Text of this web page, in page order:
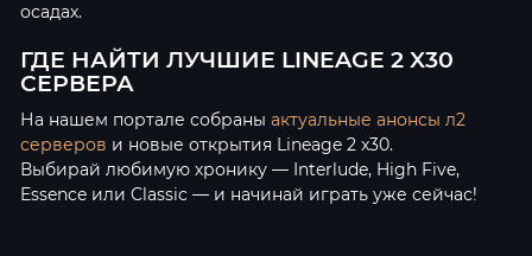
осадах.
ГДЕ НАЙТИ ЛУЧШИЕ LINEAGE 2 X30
СЕРВЕРА
На нашем портале собраны актуальные анонсы л2
серверов и новые открытия Lineage 2 x30.
Выбирай любимую хронику — Interlude, High Five,
Essence или Classic — и начинай играть уже сейчас!